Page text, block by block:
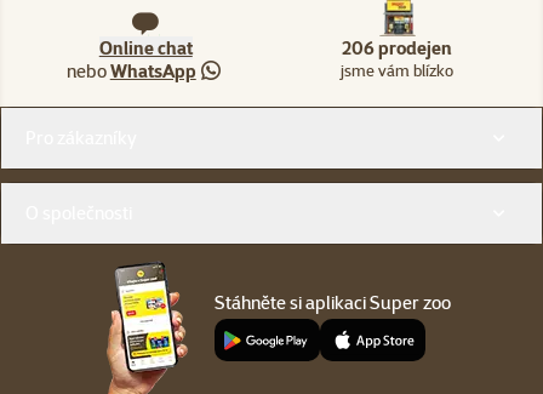
Online chat
neboWhatsApp
206 prodejen
jsme vám blízko
Stáhněte si aplikaci Super zoo